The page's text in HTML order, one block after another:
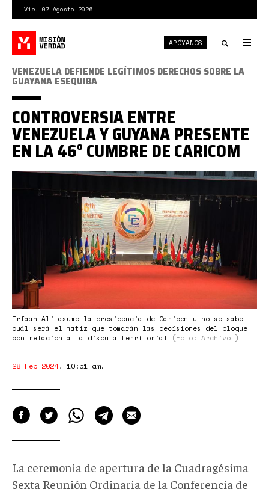
contenido
principal
Vie. 07 Agosto 2026
Toggle
APÓYANOS
Reunion-
Ordinaria.jpg
Irfaan Ali asume la presidencia de Caricom y no se sabe
cuál será el matiz que tomarán las decisiones del bloque
con relación a la disputa territorial
(Foto: Archivo )
VENEZUELA DEFIENDE LEGÍTIMOS DERECHOS SOBRE LA
GUAYANA ESEQUIBA
CONTROVERSIA ENTRE
VENEZUELA Y GUYANA PRESENTE
EN LA 46° CUMBRE DE CARICOM
28 Feb 2024, 10:51 am.
La ceremonia de apertura de la Cuadragésima
Sexta Reunión Ordinaria de la Conferencia de